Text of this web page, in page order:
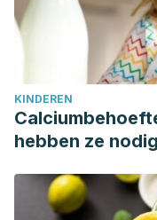
KINDEREN
hebben ze